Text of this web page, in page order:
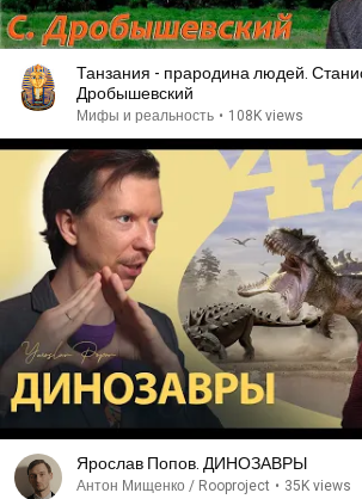
Танзания - прародина людей.
Дробышевский
Мифы и реальность • 108K views
Ярослав Попов. ДИНОЗАВРЫ
Антон Мищенко / Rooproject • 35K views